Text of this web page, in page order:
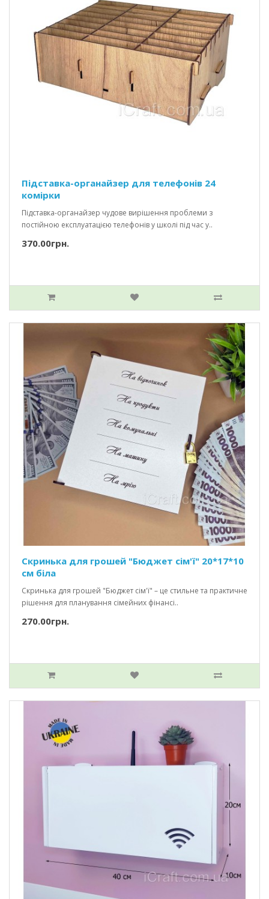
Підставка-органайзер для телефонів 24
комірки
Підставка-органайзер чудове вирішення проблеми з
постійною експлуатацією телефонів у школі під час у..
370.00грн.
Скринька для грошей "Бюджет сім'ї" 20*17*10
см біла
Скринька для грошей "Бюджет сім'ї" – це стильне та практичне
рішення для планування сімейних фінансі..
270.00грн.